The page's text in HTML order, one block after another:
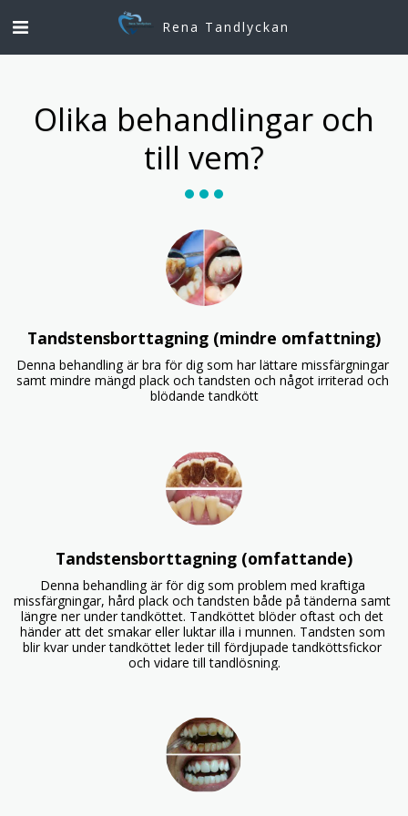
Rena Tandlyckan
Olika behandlingar och
till vem?
Tandstensborttagning (mindre omfattning)
Denna behandling är bra för dig som har lättare missfärgningar
samt mindre mängd plack och tandsten och något irriterad och
blödande tandkött
Tandstensborttagning (omfattande)
Denna behandling är för dig som problem med kraftiga
missfärgningar, hård plack och tandsten både på tänderna samt
längre ner under tandköttet. Tandköttet blöder oftast och det
händer att det smakar eller luktar illa i munnen. Tandsten som
blir kvar under tandköttet leder till fördjupade tandköttsfickor
och vidare till tandlösning.